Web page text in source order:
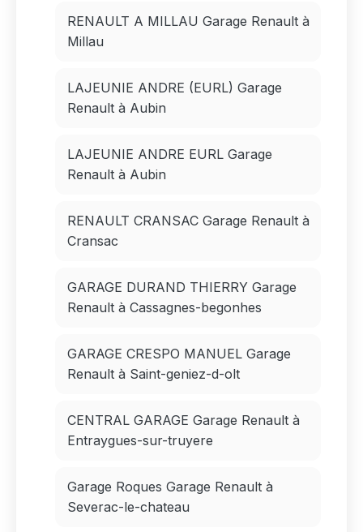
RENAULT A MILLAU Garage Renault à
Millau
LAJEUNIE ANDRE (EURL) Garage
Renault à Aubin
LAJEUNIE ANDRE EURL Garage
Renault à Aubin
RENAULT CRANSAC Garage Renault à
Cransac
GARAGE DURAND THIERRY Garage
Renault à Cassagnes-begonhes
GARAGE CRESPO MANUEL Garage
Renault à Saint-geniez-d-olt
CENTRAL GARAGE Garage Renault à
Entraygues-sur-truyere
Garage Roques Garage Renault à
Severac-le-chateau